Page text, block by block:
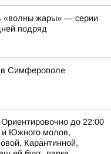
«волны жары» — серии
подряд
в Симферополе
до 22:00
и Южного молов,
Карантинной,